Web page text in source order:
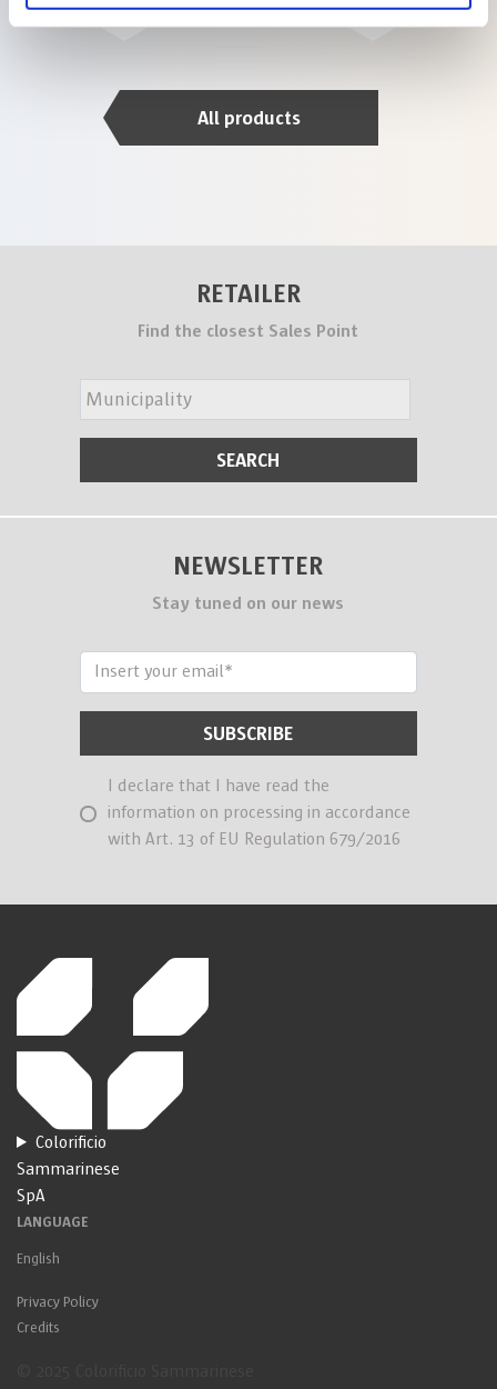
All products
RETAILER
Find the closest Sales Point
NEWSLETTER
Stay tuned on our news
I declare that I have read the
information on processing in accordance
with Art. 13 of EU Regulation 679/2016
Colorificio
Sammarinese
SpA
LANGUAGE
English
Privacy Policy
Credits